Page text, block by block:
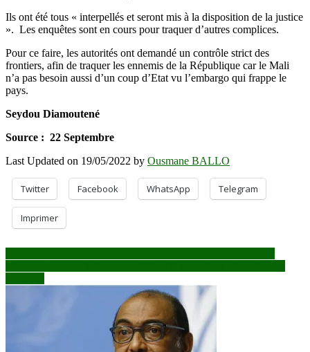
Ils ont été tous « interpellés et seront mis à la disposition de la justice
». Les enquêtes sont en cours pour traquer d’autres complices.
Pour ce faire, les autorités ont demandé un contrôle strict des
frontiers, afin de traquer les ennemis de la République car le Mali
n’a pas besoin aussi d’un coup d’Etat vu l’embargo qui frappe le
pays.
Seydou Diamoutené
Source : 22 Septembre
Last Updated on 19/05/2022 by Ousmane BALLO
Twitter Facebook WhatsApp Telegram
Imprimer
Navigation
de